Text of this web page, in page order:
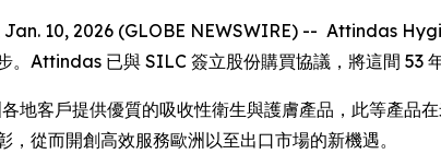
Jan. 10, 2026 (GLOBE NEWSWIRE) -- Attindas
。Attindas 已與 SILC 簽立股份購買協議，將這間 53
地客戶提供優質的吸收性衛生與護膚產品，此等產
，從而開創高效服務歐洲以至出口市場的新機遇。